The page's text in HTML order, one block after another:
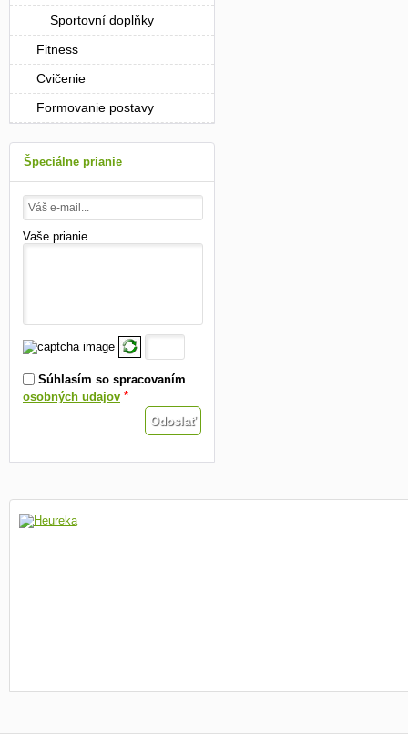
Sportovní doplňky
Fitness
Cvičenie
Formovanie postavy
Špeciálne prianie
Vaše prianie
Súhlasím so spracovaním
osobných udajov *